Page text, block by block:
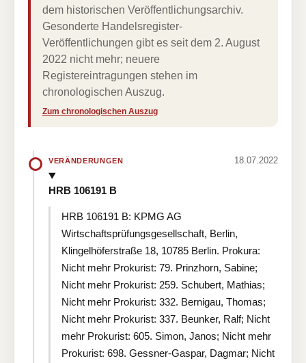
dem historischen Veröffentlichungsarchiv.
Gesonderte Handelsregister-
Veröffentlichungen gibt es seit dem 2. August
2022 nicht mehr; neuere
Registereintragungen stehen im
chronologischen Auszug.
Zum chronologischen Auszug
VERÄNDERUNGEN 18.07.2022
HRB 106191 B
HRB 106191 B: KPMG AG
Wirtschaftsprüfungsgesellschaft, Berlin,
Klingelhöferstraße 18, 10785 Berlin. Prokura:
Nicht mehr Prokurist: 79. Prinzhorn, Sabine;
Nicht mehr Prokurist: 259. Schubert, Mathias;
Nicht mehr Prokurist: 332. Bernigau, Thomas;
Nicht mehr Prokurist: 337. Beunker, Ralf; Nicht
mehr Prokurist: 605. Simon, Janos; Nicht mehr
Prokurist: 698. Gessner-Gaspar, Dagmar; Nicht